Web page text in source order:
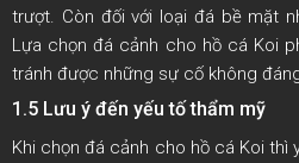
trượt. Còn đối với loại đá bề mặt
Lựa chọn đá cảnh cho hồ cá Koi
tránh được những sự cố không
1.5 Lưu ý đến yếu tố thẩm mỹ
Khi chọn đá cảnh cho hồ cá Koi thì